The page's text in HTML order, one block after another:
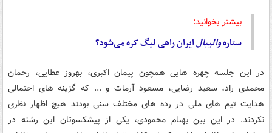
بیشتر بخوانید:
ستارهوالیبالایران راهی لیگ کره می‌شود؟
در این جلسه چهره‌ هایی همچون پیمان اکبری، بهروز عطایی، رحمان
محمدی راد، سعید رضایی، مسعود آرمات و ... که گزینه های احتمالی
هدایت تیم های ملی در رده های مختلف سنی بودند هیچ اظهار نظری
نکردند. در این بین بهنام محمودی، یکی از پیشکسوتان این رشته در